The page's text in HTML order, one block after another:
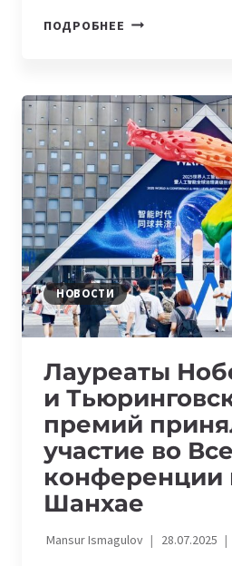
ПОДРОБНЕЕ IT
НОВЫЕ
ВОЗМОЖНОСТИ
ДЛЯ
СТАРТАПОВ
НА
WAIC
2025
НОВОСТИ
Лауреаты
и
премий
участие во
конференции
Шанхае
Mansur Ismagulov 28.07.2025